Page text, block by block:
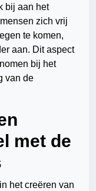
bij aan het
zich vrij
te komen,
aan. Dit aspect
bij het
van de
met de
het creëren van